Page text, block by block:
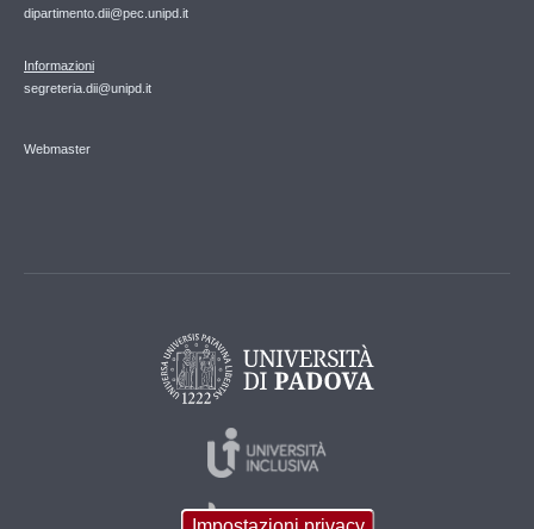
dipartimento.dii@pec.unipd.it
Informazioni
segreteria.dii@unipd.it
Webmaster